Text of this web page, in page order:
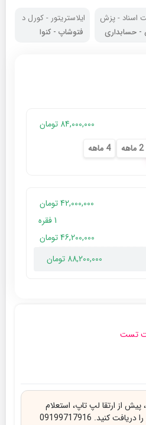
اسناد - پزش
حسابداری
ایلاستریتور - کورل د
راو
فتوشاپ - کنوا
84,000,000 تومان
2 ماهه 4 ماهه
42,000,000تومان
1فقره
46,200,000تومان
88,200,000 تومان
از ارتقا لپ تاپ، استعلام
09199717916